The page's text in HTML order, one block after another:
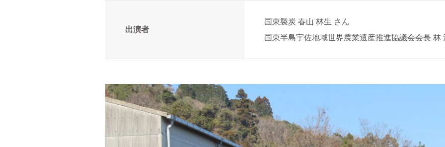
出演者
国東製炭 春山 林生 さん
国東半島宇佐地域世界農業遺産推進協議会会長 林